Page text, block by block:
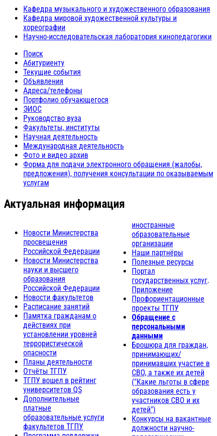
Кафедра музыкального и художественного образования
Кафедра мировой художественной культуры и
хореографии
Научно-исследовательская лаборатория кинопедагогики
Поиск
Абитуриенту
Текущие события
Объявления
Адреса/телефоны
Портфолио обучающегося
ЭИОС
Руководство вуза
Факультеты, институты
Научная деятельность
Международная деятельность
Фото и видео архив
Форма для подачи электронного обращения (жалобы,
предложения), получения консультации по оказываемым
услугам
Актуальная информация
Новости Министерства
просвещения
Российской Федерации
Новости Министерства
науки и высшего
образования
Российской Федерации
Новости факультетов
Расписание занятий
Памятка гражданам о
действиях при
установлении уровней
террористической
опасности
Планы деятельности
Отчёты ТГПУ
ТГПУ вошел в рейтинг
университетов QS
Дополнительные
платные
образовательные услуги
факультетов ТГПУ
иностранные
образовательные
организации
Наши партнёры
Полезные ресурсы
Портал
государственных услуг.
Приложение
Профориентационные
проекты ТГПУ
Обращение с
персональными
данными
Брошюра для граждан,
принимающих/
принимавших участие в
СВО, а также их детей
("Какие льготы в сфере
образования есть у
участников СВО и их
детей")
Конкурсы на вакантные
должности научно-